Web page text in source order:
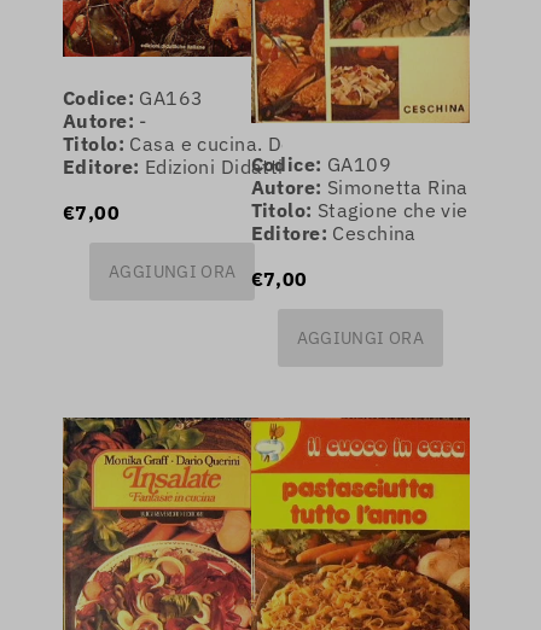
Codice: GA163
Autore: -
Titolo: Casa e cucina.
Editore: Edizioni Didattiche Italiane
€7,00
AGGIUNGI ORA
Codice: GA109
Autore: Simonetta Rina
Titolo: Stagione che viene
Editore: Ceschina
€7,00
AGGIUNGI ORA